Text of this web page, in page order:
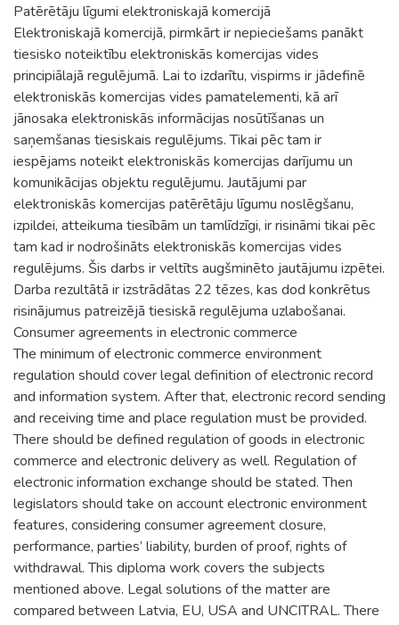
Patērētāju līgumi elektroniskajā komercijā
Elektroniskajā komercijā, pirmkārt ir nepieciešams panākt
tiesisko noteiktību elektroniskās komercijas vides
principiālajā regulējumā. Lai to izdarītu, vispirms ir jādefinē
elektroniskās komercijas vides pamatelementi, kā arī
jānosaka elektroniskās informācijas nosūtīšanas un
saņemšanas tiesiskais regulējums. Tikai pēc tam ir
iespējams noteikt elektroniskās komercijas darījumu un
komunikācijas objektu regulējumu. Jautājumi par
elektroniskās komercijas patērētāju līgumu noslēgšanu,
izpildei, atteikuma tiesībām un tamlīdzīgi, ir risināmi tikai pēc
tam kad ir nodrošināts elektroniskās komercijas vides
regulējums. Šis darbs ir veltīts augšminēto jautājumu izpētei.
Darba rezultātā ir izstrādātas 22 tēzes, kas dod konkrētus
risinājumus patreizējā tiesiskā regulējuma uzlabošanai.
Consumer agreements in electronic commerce
The minimum of electronic commerce environment
regulation should cover legal definition of electronic record
and information system. After that, electronic record sending
and receiving time and place regulation must be provided.
There should be defined regulation of goods in electronic
commerce and electronic delivery as well. Regulation of
electronic information exchange should be stated. Then
legislators should take on account electronic environment
features, considering consumer agreement closure,
performance, parties’ liability, burden of proof, rights of
withdrawal. This diploma work covers the subjects
mentioned above. Legal solutions of the matter are
compared between Latvia, EU, USA and UNCITRAL. There